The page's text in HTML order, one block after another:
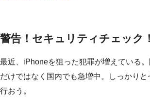
警告！セキュリティチェック
最近、iPhoneを狙った犯罪が増えている
だけではなく国内でも急増中。しっかり
行おう。